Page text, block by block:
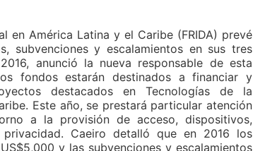
en América Latina y el Caribe (FRIDA) prevé
subvenciones y escalamientos en sus tres
anunció la nueva responsable de esta
fondos estarán destinados a financiar y
destacados en Tecnologías de la
Este año, se prestará particular atención
a la provisión de acceso, dispositivos,
Caeiro detalló que en 2016 los
y las subvenciones y escalamientos